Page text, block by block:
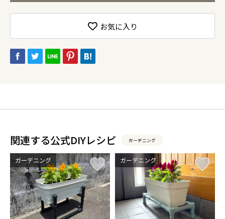
お気に入り
関連する公式DIYレシピ ガーデニング
ガーデニング ガーデニング